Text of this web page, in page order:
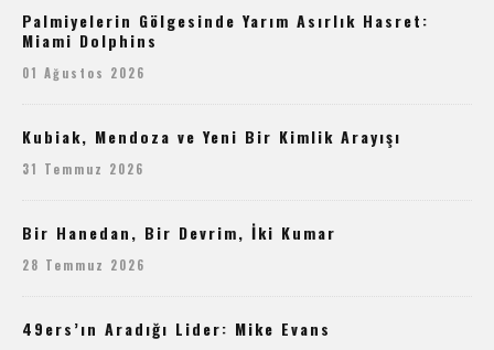
Palmiyelerin Gölgesinde Yarım Asırlık Hasret:
Miami Dolphins
01 Ağustos 2026
Kubiak, Mendoza ve Yeni Bir Kimlik Arayışı
31 Temmuz 2026
Bir Hanedan, Bir Devrim, İki Kumar
28 Temmuz 2026
49ers’ın Aradığı Lider: Mike Evans